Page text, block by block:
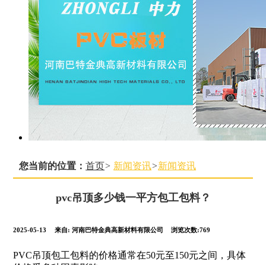
您当前的位置：首页> 新闻资讯>新闻资讯
pvc吊顶多少钱一平方包工包料？
2025-05-13 来自:河南巴特金典高新材料有限公司 浏览次数:769
PVC吊顶包工包料的价格通常在50元至150元之间，具体